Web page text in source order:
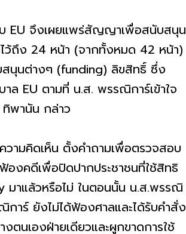
บ EU จึงเผยแพร่สัญญาเพื่อสนับสนุน
ว้ถึง 24 หน้า (จากทั้งหมด 42 หน้า)
สนุนต่างๆ (funding) ลิขสิทธิ์ ซึ่ง
ล EU ตามที่ น.ส. พรรณิการ์เข้าใจ
ทิพานัน กล่าว
ามคิดเห็น ตั้งคำถามเพื่อตรวจสอบ
องคดีเพื่อปิดปากประชาชนที่ใช้สิทธิ
มาแล้วหรือไม่ ในตอนนั้น น.ส.พรรณิ
การ์ ยังไม่ได้ฟ้องศาลและได้รับคำสั่ง
ตนเองฝ่ายเดียวและผูกขาดการใช้